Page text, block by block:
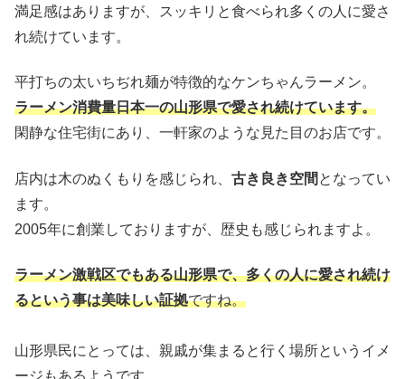
満足感はありますが、スッキリと食べられ多くの人に愛さ
れ続けています。
平打ちの太いちぢれ麺が特徴的なケンちゃんラーメン。
ラーメン消費量日本一の山形県で愛され続けています。
閑静な住宅街にあり、一軒家のような見た目のお店です。
店内は木のぬくもりを感じられ、 古き良き空間 となってい
ます。
2005年に創業しておりますが、歴史も感じられますよ。
ラーメン激戦区でもある山形県で、多くの人に愛され続け
るという事は美味しい証拠ですね。
山形県民にとっては、親戚が集まると行く場所というイメ
ージもあるようです。